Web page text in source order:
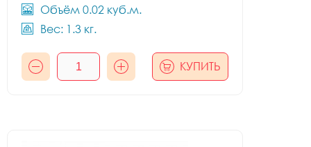
Объём 0.02 куб.м.
Вес: 1.3 кг.
КУПИТЬ